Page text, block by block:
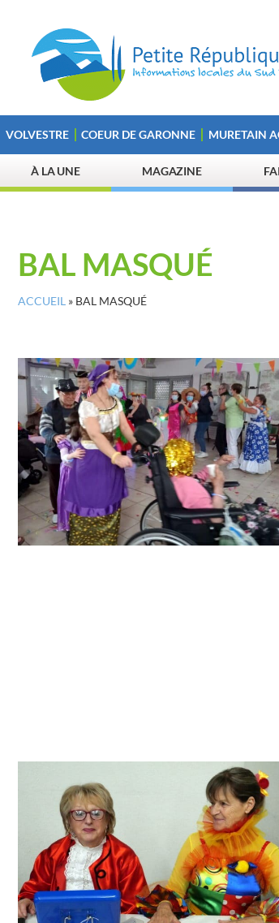
VOLVESTRE COEUR DE GARONNE MURETAIN
À LA UNE MAGAZINE
BAL MASQUÉ
ACCUEIL » BAL MASQUÉ